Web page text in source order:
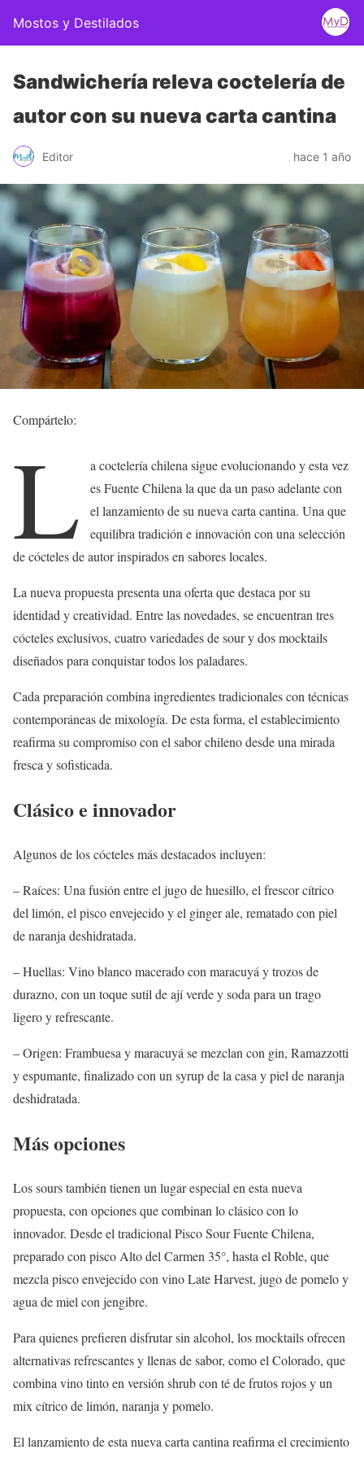
Mostos y Destilados
Sandwichería releva coctelería de
autor con su nueva carta cantina
Editor hace 1 año
Compártelo:
L
a coctelería chilena sigue evolucionando y esta vez
es Fuente Chilena la que da un paso adelante con
el lanzamiento de su nueva carta cantina. Una que
equilibra tradición e innovación con una selección
de cócteles de autor inspirados en sabores locales.
La nueva propuesta presenta una oferta que destaca por su
identidad y creatividad. Entre las novedades, se encuentran tres
cócteles exclusivos, cuatro variedades de sour y dos mocktails
diseñados para conquistar todos los paladares.
Cada preparación combina ingredientes tradicionales con técnicas
contemporáneas de mixología. De esta forma, el establecimiento
reafirma su compromiso con el sabor chileno desde una mirada
fresca y sofisticada.
Clásico e innovador
Algunos de los cócteles más destacados incluyen:
– Raíces: Una fusión entre el jugo de huesillo, el frescor cítrico
del limón, el pisco envejecido y el ginger ale, rematado con piel
de naranja deshidratada.
– Huellas: Vino blanco macerado con maracuyá y trozos de
durazno, con un toque sutil de ají verde y soda para un trago
ligero y refrescante.
– Origen: Frambuesa y maracuyá se mezclan con gin, Ramazzotti
y espumante, finalizado con un syrup de la casa y piel de naranja
deshidratada.
Más opciones
Los sours también tienen un lugar especial en esta nueva
propuesta, con opciones que combinan lo clásico con lo
innovador. Desde el tradicional Pisco Sour Fuente Chilena,
preparado con pisco Alto del Carmen 35°, hasta el Roble, que
mezcla pisco envejecido con vino Late Harvest, jugo de pomelo y
agua de miel con jengibre.
Para quienes prefieren disfrutar sin alcohol, los mocktails ofrecen
alternativas refrescantes y llenas de sabor, como el Colorado, que
combina vino tinto en versión shrub con té de frutos rojos y un
mix cítrico de limón, naranja y pomelo.
El lanzamiento de esta nueva carta cantina reafirma el crecimiento